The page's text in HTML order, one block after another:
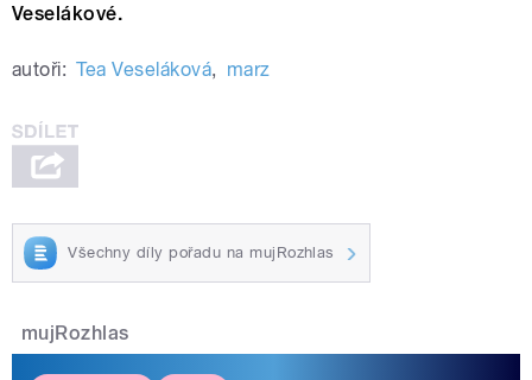
Veselákové.
autoři: Tea Veseláková, marz
Všechny díly pořadu na mujRozhlas
mujRozhlas